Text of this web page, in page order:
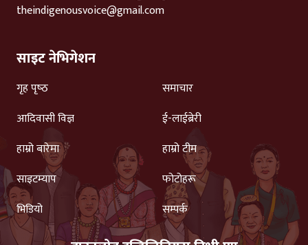
theindigenousvoice@gmail.com
साइट नेभिगेशन
गृह पृष्‍ठ
समाचार
आदिवासी विज्ञ
ई-लाईब्रेरी
हाम्रो बारेमा
हाम्रो टीम
साइटम्याप
फोटोहरू
भिडियो
सम्पर्क